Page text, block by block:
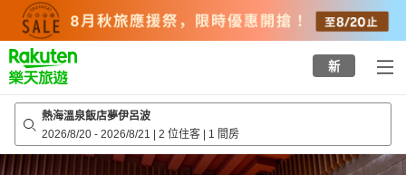
top
page
新
熱海溫泉飯店夢伊呂波
2026/8/20 - 2026/8/21 | 2 位住客 | 1 間房